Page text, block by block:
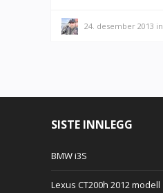
24. desember 2013 in
SISTE INNLEGG
BMW i3S
Lexus CT200h 2012 modell